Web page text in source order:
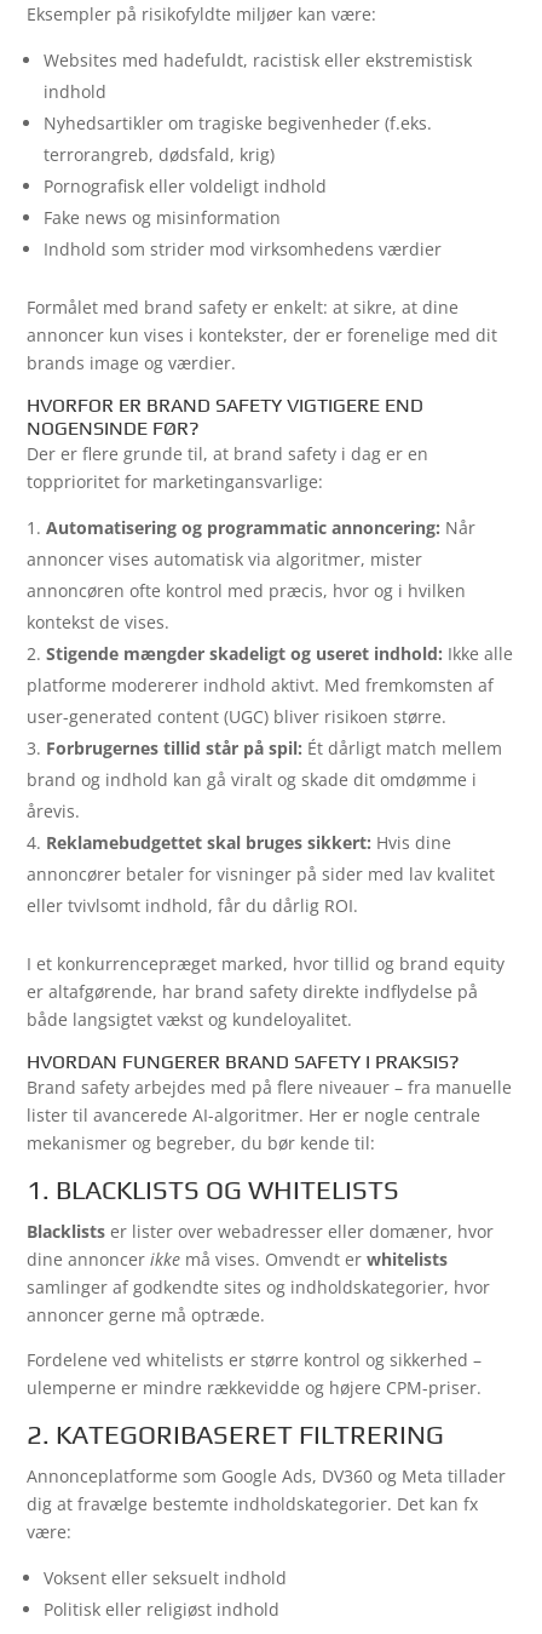
Eksempler på risikofyldte miljøer kan være:
Websites med hadefuldt, racistisk eller ekstremistisk
indhold
Nyhedsartikler om tragiske begivenheder (f.eks.
terrorangreb, dødsfald, krig)
Pornografisk eller voldeligt indhold
Fake news og misinformation
Indhold som strider mod virksomhedens værdier
Formålet med brand safety er enkelt: at sikre, at dine
annoncer kun vises i kontekster, der er forenelige med dit
brands image og værdier.
HVORFOR ER BRAND SAFETY VIGTIGERE END
NOGENSINDE FØR?
Der er flere grunde til, at brand safety i dag er en
topprioritet for marketingansvarlige:
Automatisering og programmatic annoncering: Når
annoncer vises automatisk via algoritmer, mister
annoncøren ofte kontrol med præcis, hvor og i hvilken
kontekst de vises.
Stigende mængder skadeligt og useret indhold: Ikke alle
platforme modererer indhold aktivt. Med fremkomsten af
user-generated content (UGC) bliver risikoen større.
Forbrugernes tillid står på spil: Ét dårligt match mellem
brand og indhold kan gå viralt og skade dit omdømme i
årevis.
Reklamebudgettet skal bruges sikkert: Hvis dine
annoncører betaler for visninger på sider med lav kvalitet
eller tvivlsomt indhold, får du dårlig ROI.
I et konkurrencepræget marked, hvor tillid og brand equity
er altafgørende, har brand safety direkte indflydelse på
både langsigtet vækst og kundeloyalitet.
HVORDAN FUNGERER BRAND SAFETY I PRAKSIS?
Brand safety arbejdes med på flere niveauer – fra manuelle
lister til avancerede AI-algoritmer. Her er nogle centrale
mekanismer og begreber, du bør kende til:
1. BLACKLISTS OG WHITELISTS
Blacklists er lister over webadresser eller domæner, hvor
dine annoncerikke må vises. Omvendt erwhitelists
samlinger af godkendte sites og indholdskategorier, hvor
annoncer gerne må optræde.
Fordelene ved whitelists er større kontrol og sikkerhed –
ulemperne er mindre rækkevidde og højere CPM-priser.
2. KATEGORIBASERET FILTRERING
Annonceplatforme som Google Ads, DV360 og Meta tillader
dig at fravælge bestemte indholdskategorier. Det kan fx
være:
Voksent eller seksuelt indhold
Politisk eller religiøst indhold